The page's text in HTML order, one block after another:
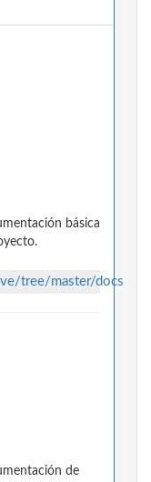
básica
tree/master/docs
de